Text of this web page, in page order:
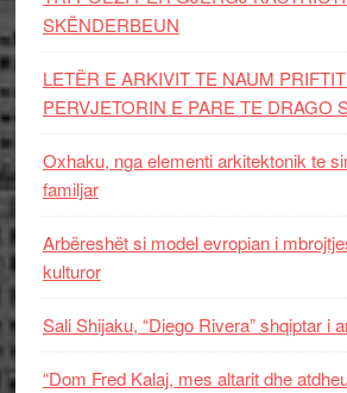
SKËNDERBEUN
LETËR E ARKIVIT TE NAUM
PERVJETORIN E PARE TE DRAGO
Oxhaku, nga elementi arkitektonik te
familjar
Arbëreshët si model evropian i
kulturor
Sali Shijaku, “Diego Rivera” shqiptar i
“Dom Fred Kalaj, mes altarit dhe